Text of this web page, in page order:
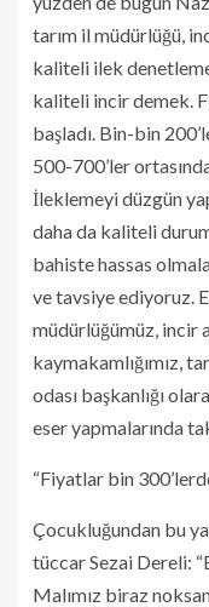
tarım il müdürlüğü,
kaliteli ilek
kaliteli incir demek.
başladı. Bin-bin
500-700’ler
İleklemeyi düzgün
daha da kaliteli
bahiste hassas
ve tavsiye ediyoruz.
müdürlüğümüz, incir
kaymakamlığımız,
odası başkanlığı
eser yapmalarında
“Fiyatlar bin
Çocukluğundan bu
tüccar Sezai Dereli:
Malımız biraz